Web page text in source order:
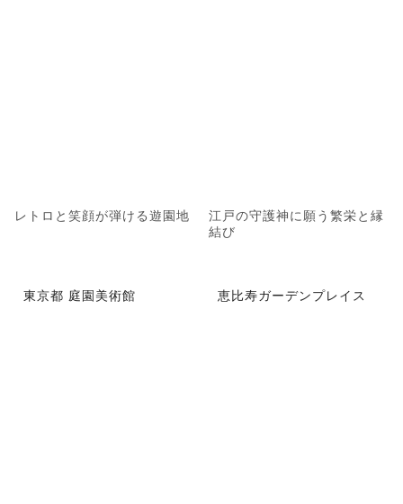
レトロと笑顔が弾ける遊園地
江戸の守護神に願う繁栄と縁
結び
東京都 庭園美術館 恵比寿ガーデンプレイス